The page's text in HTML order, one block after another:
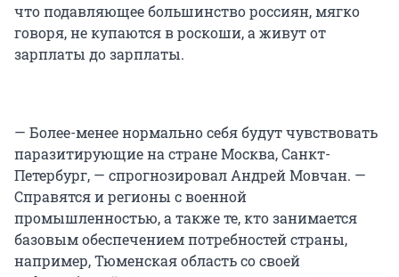
что подавляющее большинство россиян, мягко
говоря, не купаются в роскоши, а живут от
зарплаты до зарплаты.
— Более-менее нормально себя будут чувствовать
паразитирующие на стране Москва, Санкт-
Петербург, — спрогнозировал Андрей Мовчан. —
Справятся и регионы с военной
промышленностью, а также те, кто занимается
базовым обеспечением потребностей страны,
например, Тюменская область со своей